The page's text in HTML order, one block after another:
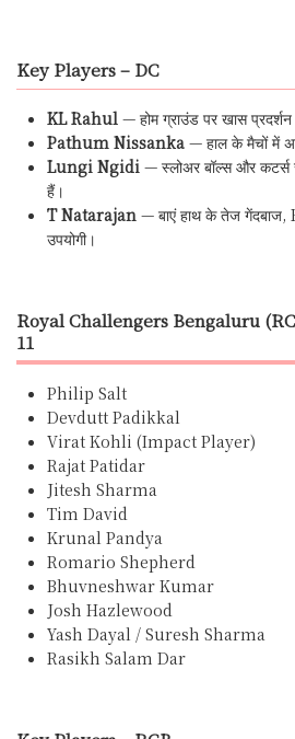
Key Players – DC
KL Rahul — होम ग्राउंड पर खास प्रदर्शन
Pathum Nissanka — हाल के मैचों में
Lungi Ngidi — स्लोअर बॉल्स और कटर्स
हैं।
T Natarajan — बाएं हाथ के तेज गेंदबाज,
उपयोगी।
Royal Challengers Bengaluru
11
Philip Salt
Devdutt Padikkal
Virat Kohli (Impact Player)
Rajat Patidar
Jitesh Sharma
Tim David
Krunal Pandya
Romario Shepherd
Bhuvneshwar Kumar
Josh Hazlewood
Yash Dayal / Suresh Sharma
Rasikh Salam Dar